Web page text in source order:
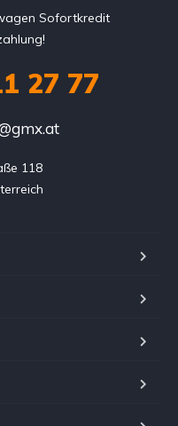
Sofortkredit
27 77
118